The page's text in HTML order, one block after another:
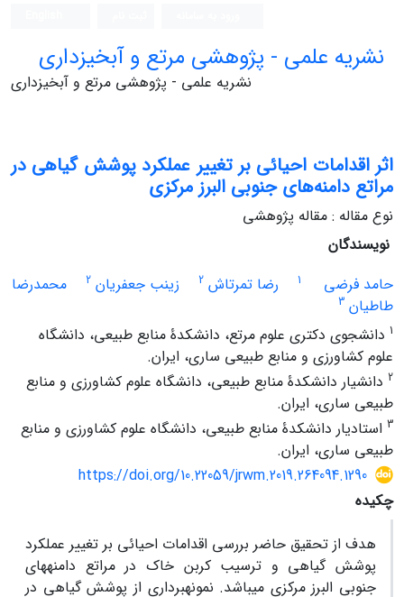
نشریه علمی - پژوهشی مرتع و آبخیزداری
نشریه علمی - پژوهشی مرتع و آبخیزداری
اثر اقدامات احیائی بر تغییر عملکرد پوشش گیاهی در
مراتع دامنه‌های جنوبی البرز مرکزی
نوع مقاله : مقاله پژوهشی
نویسندگان
حامد فرضی
1 رضا تمرتاش 2 زینب جعفریان 2
محمدرضا
طاطیان 3
1 دانشجوی دکتری علوم مرتع، دانشکدۀ منابع طبیعی، دانشگاه
علوم کشاورزی و منابع طبیعی ساری، ایران.
2 دانشیار دانشکدۀ منابع طبیعی، دانشگاه علوم کشاورزی و منابع
طبیعی ساری، ایران.
3 استادیار دانشکدۀ منابع طبیعی، دانشگاه علوم کشاورزی و منابع
طبیعی ساری، ایران.
https://doi.org/10.22059/jrwm.2019.264094.1290
چکیده
هدف از تحقیق حاضر بررسی اقدامات احیائی بر تغییر عملکرد
پوشش گیاهی و ترسیب کربن خاک در مراتع دامنه­های
جنوبی البرز مرکزی می­باشد. نمونه­برداری از پوشش گیاهی در